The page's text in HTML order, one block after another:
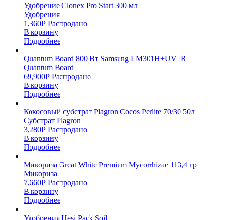
Удобрение Clonex Pro Start 300 мл
Удобрения
1,360Р Распродано
В корзину
Подробнее
Quantum Board 800 Вт Samsung LM301H+UV IR
Quantum Board
69,900Р Распродано
В корзину
Подробнее
Кокосовый субстрат Plagron Cocos Perlite 70/30 50л
Субстрат Plagron
3,280Р Распродано
В корзину
Подробнее
Микориза Great White Premium Mycorrhizae 113,4 гр
Микориза
7,660Р Распродано
В корзину
Подробнее
Удобрения Hesi Pack Soil